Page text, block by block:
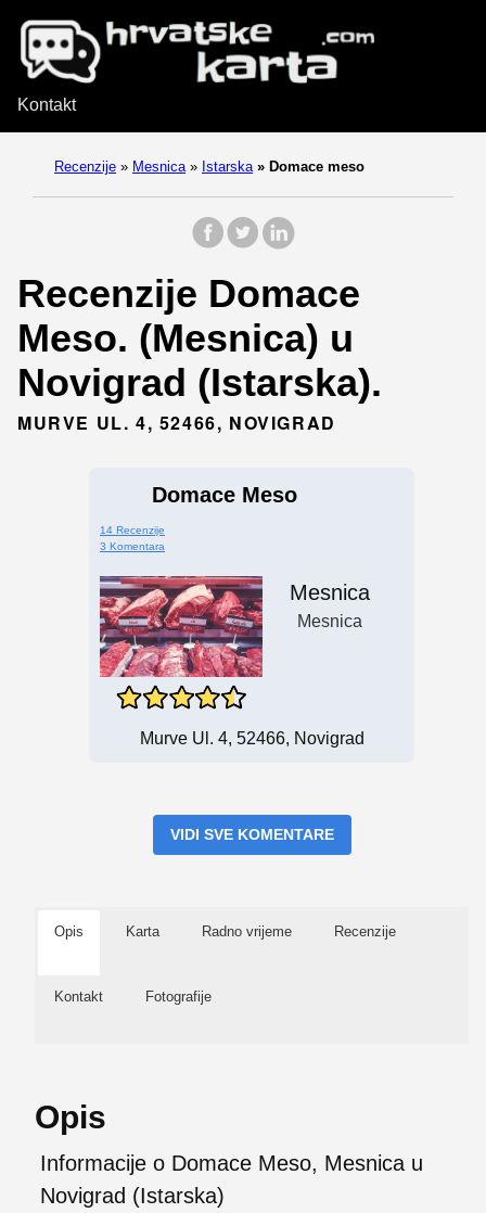
Kontakt
Recenzije » Mesnica » Istarska » Domace meso
Recenzije Domace
Meso. (Mesnica) u
Novigrad (Istarska).
MURVE UL. 4, 52466, NOVIGRAD
Domace Meso
14 Recenzije
3 Komentara
Mesnica
Mesnica
Murve Ul. 4, 52466, Novigrad
VIDI SVE KOMENTARE
Opis Karta Radno vrijeme Recenzije
Kontakt Fotografije
Opis
Informacije o Domace Meso, Mesnica u
Novigrad (Istarska)